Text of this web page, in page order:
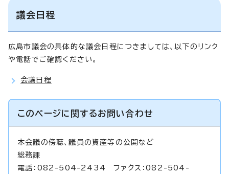
議会日程
広島市議会の具体的な議会日程につきましては、以下のリンク
や電話でご確認ください。
会議日程
このページに関するお問い合わせ
本会議の傍聴、議員の資産等の公開など
総務課
電話：082-504-2434 ファクス：082-504-